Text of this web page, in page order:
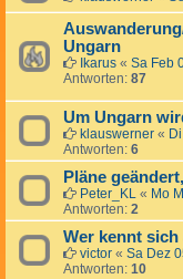
Ungarn
Ikarus « Sa Feb
Antworten: 87
Um Ungarn
klauswerner «
Antworten: 6
Pläne
Peter_KL « Mo
Antworten: 2
Wer kennt
victor « Sa Dez
Antworten: 10